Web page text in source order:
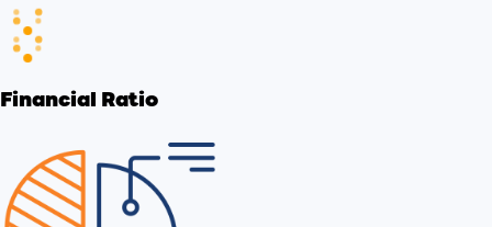
Financial Ratio